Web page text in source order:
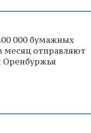
000 бумажных
месяц отправляют
Оренбуржья